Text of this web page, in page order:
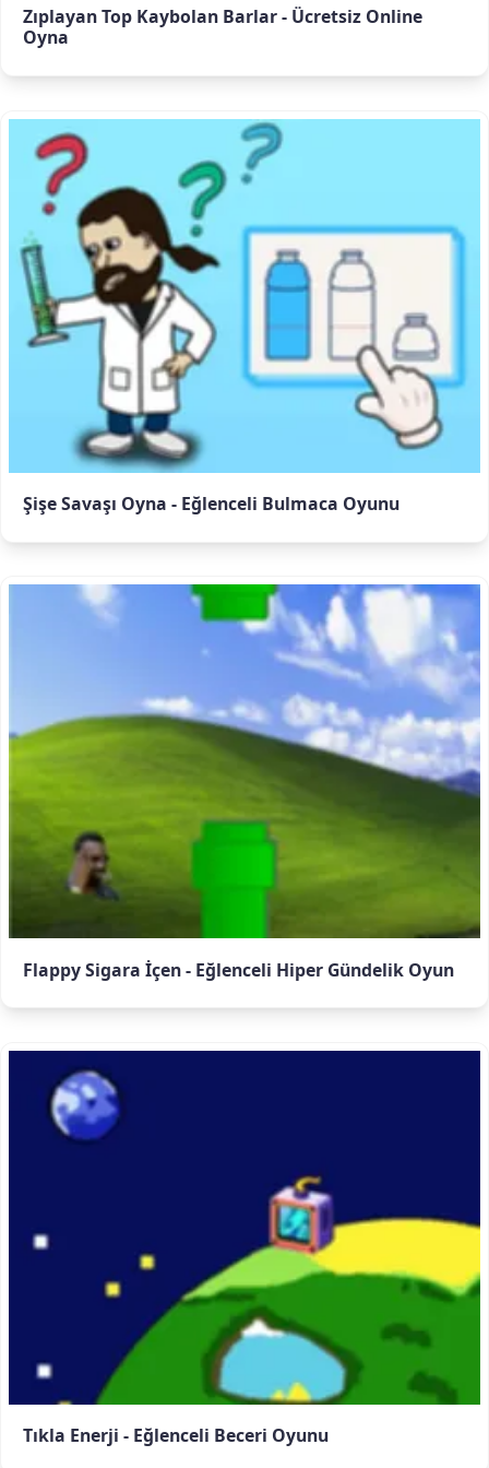
Zıplayan Top Kaybolan Barlar - Ücretsiz Online
Oyna
Şişe Savaşı Oyna - Eğlenceli Bulmaca Oyunu
Flappy Sigara İçen - Eğlenceli Hiper Gündelik Oyun
Tıkla Enerji - Eğlenceli Beceri Oyunu